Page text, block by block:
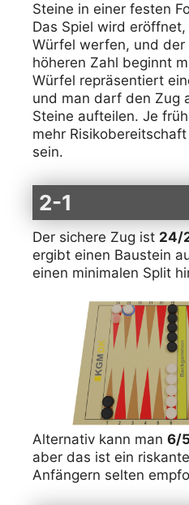
Steine in einer festen
Das Spiel wird
Würfel werfen, und der
höheren Zahl beginnt
Würfel repräsentiert
und man darf den Zug
Steine aufteilen. Je
mehr
sein.
2-1
Der sichere Zug ist 24/
ergibt einen Baustein
einen minimalen Split
Alternativ kann man 6/5
aber das ist ein
Anfängern selten